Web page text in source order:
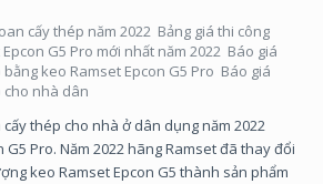
cấy thép năm 2022 Bảng giá thi công
G5 Pro mới nhất năm 2022 Báo giá
keo Ramset Epcon G5 Pro Báo giá
cho nhà dân
thép cho nhà ở dân dụng năm 2022
Pro. Năm 2022 hãng Ramset đã thay đổi
keo Ramset Epcon G5 thành sản phẩm